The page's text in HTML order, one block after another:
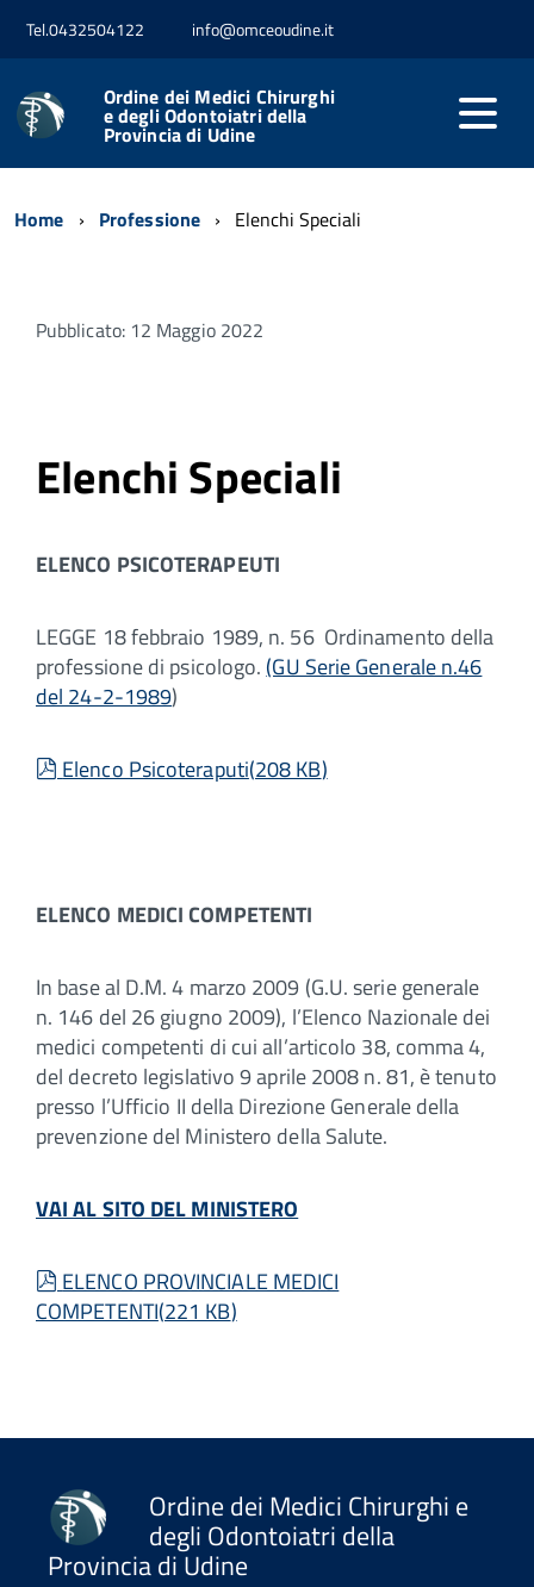
Tel.0432504122 info@omceoudine.it
Ordine dei Medici Chirurghi
e degli Odontoiatri della
Provincia di Udine
Home Professione Elenchi Speciali
Pubblicato: 12 Maggio 2022
Elenchi Speciali
ELENCO PSICOTERAPEUTI
LEGGE 18 febbraio 1989, n. 56 Ordinamento della
professione di psicologo. (GU Serie Generale n.46
del 24-2-1989)
pdf
Elenco Psicoteraputi(208 KB)
ELENCO MEDICI COMPETENTI
In base al D.M. 4 marzo 2009 (G.U. serie generale
n. 146 del 26 giugno 2009), l’Elenco Nazionale dei
medici competenti di cui all’articolo 38, comma 4,
del decreto legislativo 9 aprile 2008 n. 81, è tenuto
presso l’Ufficio II della Direzione Generale della
prevenzione del Ministero della Salute.
VAI AL SITO DEL MINISTERO
pdf
ELENCO PROVINCIALE MEDICI
COMPETENTI(221 KB)
Ordine dei Medici Chirurghi e
degli Odontoiatri della
Provincia di Udine